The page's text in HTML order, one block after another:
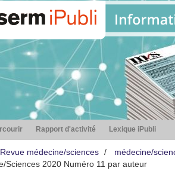
Rapport d'activité Lexique iPubli
Revue médecine/sciences médecine/
Sciences 2020 Numéro 11 par auteur